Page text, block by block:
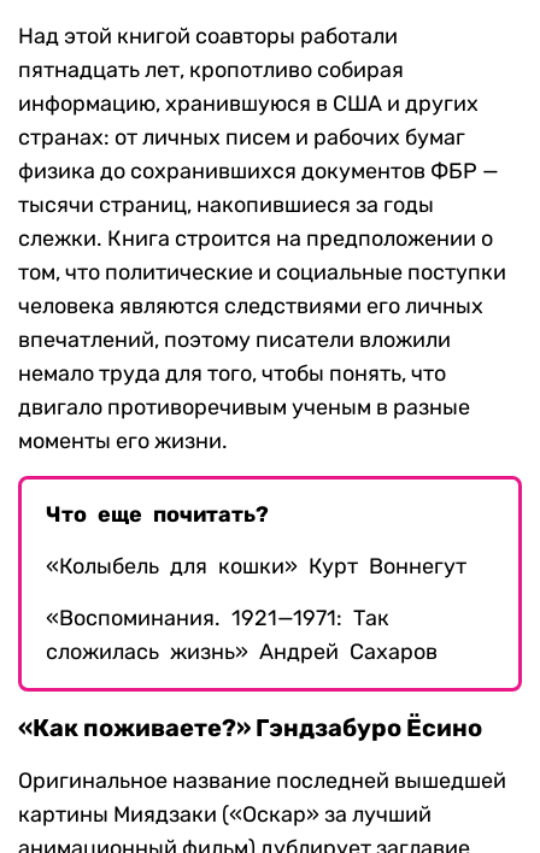
Над этой книгой соавторы работали
пятнадцать лет, кропотливо собирая
информацию, хранившуюся в США и других
странах: от личных писем и рабочих бумаг
физика до сохранившихся документов ФБР —
тысячи страниц, накопившиеся за годы
слежки. Книга строится на предположении о
том, что политические и социальные поступки
человека являются следствиями его личных
впечатлений, поэтому писатели вложили
немало труда для того, чтобы понять, что
двигало противоречивым ученым в разные
моменты его жизни.
Что еще почитать?
«Колыбель для кошки» Курт Воннегут
«Воспоминания. 1921—1971: Так
сложилась жизнь» Андрей Сахаров
«Как поживаете?» Гэндзабуро Ёсино
Оригинальное название последней вышедшей
картины Миядзаки («Оскар» за лучший